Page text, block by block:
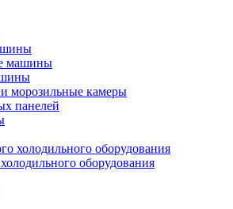
машины
морозильные камеры
панелей
холодильного оборудования
оборудования